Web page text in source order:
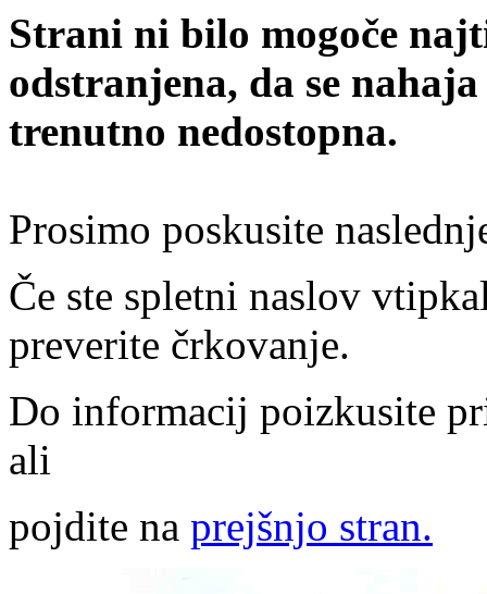
Strani ni bilo mogoče
odstranjena, da se
trenutno nedostopna.
Prosimo poskusite
Če ste spletni naslov
preverite črkovanje.
Do informacij poizkusite
ali
pojdite na prejšnjo stran.